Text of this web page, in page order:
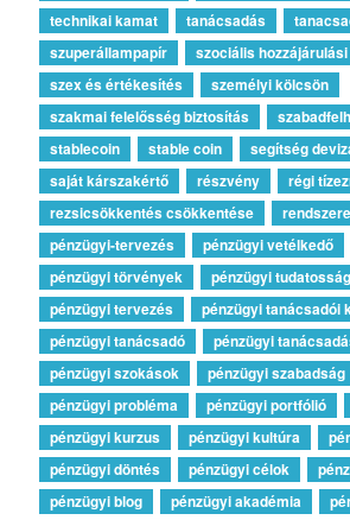
technikai kamat
tanácsadás
szuperállampapír
szociális
szex és értékesítés
személyi kölcsön
szakmai felelősség biztosítás
stablecoin
stable coin
segítség
saját kárszakértő
részvény
régi
rezsicsökkentés csökkentése
pénzügyi-tervezés
pénzügyi vetélkedő
pénzügyi törvények
pénzügyi tudatosság
pénzügyi tervezés
pénzügyi tanácsadói
pénzügyi tanácsadó
pénzügyi
pénzügyi szokások
pénzügyi szabadság
pénzügyi probléma
pénzügyi portfólió
pénzügyi kurzus
pénzügyi kultúra
pénzügyi döntés
pénzügyi célok
pénzügyi blog
pénzügyi akadémia